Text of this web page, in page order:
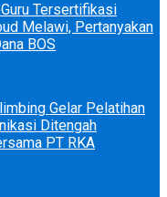
Tersertifikasi
Melawi, Pertanyakan
BOS
Gelar Pelatihan
Ditengah
PT RKA